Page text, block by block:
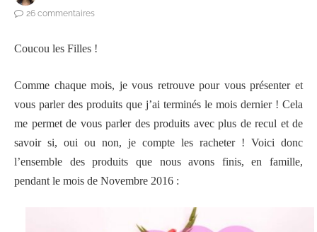
26 commentaires
Coucou les Filles !
Comme chaque mois, je vous retrouve pour vous présenter et
vous parler des produits que j’ai terminés le mois dernier ! Cela
me permet de vous parler des produits avec plus de recul et de
savoir si, oui ou non, je compte les racheter ! Voici donc
l’ensemble des produits que nous avons finis, en famille,
pendant le mois de Novembre 2016 :